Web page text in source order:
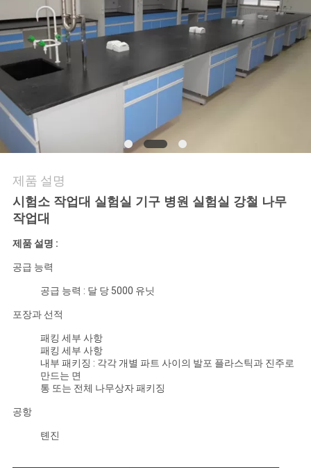
저
희
와
연
락
뉴
스
사
건
견
청
제품 설명
시험소 작업대 실험실 기구 병원 실험실 강철 나무
작업대
제품 설명 :
공급 능력
공급 능력 : 달 당 5000 유닛
포장과 선적
패킹 세부 사항
패킹 세부 사항
내부 패키징 : 각각 개별 파트 사이의 발포 플라스틱과 진주로
만드는 면
통 또는 전체 나무상자 패키징
공항
톈진